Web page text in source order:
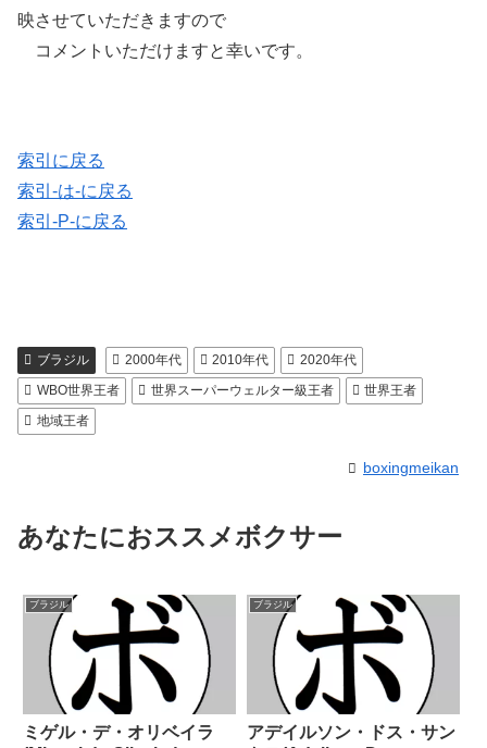
映させていただきますので
コメントいただけますと幸いです。
索引に戻る
索引-は-に戻る
索引-P-に戻る
ブラジル 2000年代 2010年代
2020年代
WBO世界王者
世界スーパーウェルター級王者
世界王者
地域王者
boxingmeikan
あなたにおススメボクサー
ブラジル
ミゲル・デ・オリベイラ
ブラジル
アデイルソン・ドス・サン